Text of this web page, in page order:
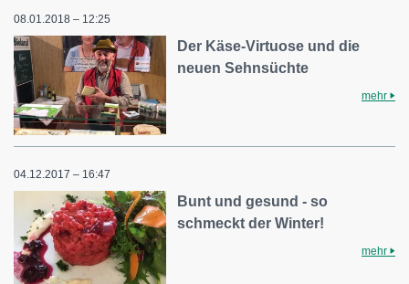
08.01.2018 – 12:25
Der Käse-Virtuose und die
neuen Sehnsüchte
mehr
04.12.2017 – 16:47
Bunt und gesund - so
schmeckt der Winter!
mehr